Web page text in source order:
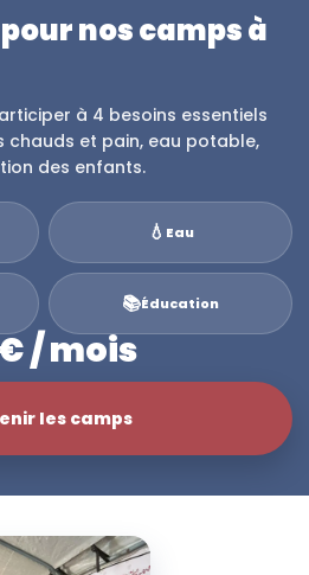
nos camps à
à 4 besoins essentiels
chauds et pain, eau potable,
des enfants.
💧 Eau
📚Éducation
/ mois
les camps